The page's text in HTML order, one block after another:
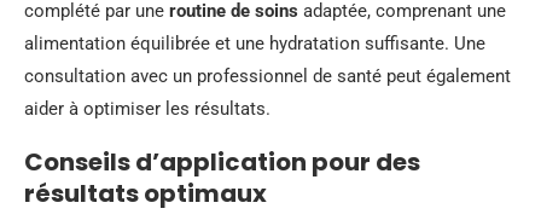
complété par une routine de soins adaptée, comprenant une
alimentation équilibrée et une hydratation suffisante. Une
consultation avec un professionnel de santé peut également
aider à optimiser les résultats.
Conseils d’application pour des
résultats optimaux